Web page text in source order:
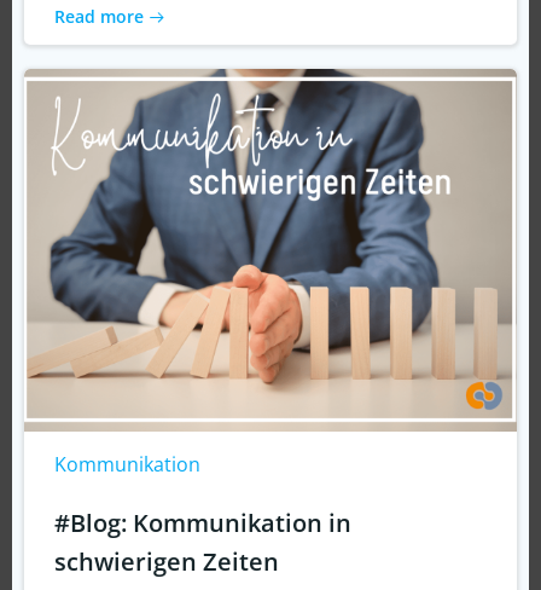
Read more
Kommunikation
#Blog: Kommunikation in
schwierigen Zeiten